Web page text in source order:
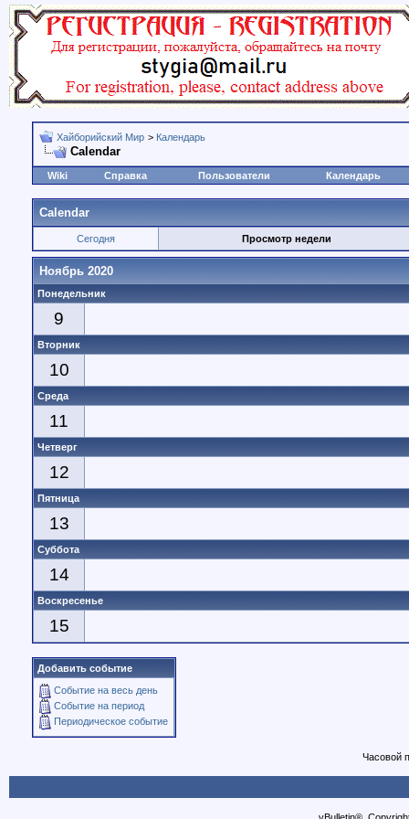
Хайборийский Мир > Календарь
Calendar
Wiki Справка Пользователи Календарь
Calendar
Сегодня Просмотр недели
Ноябрь 2020
Понедельник
9
Вторник
10
Среда
11
Четверг
12
Пятница
13
Суббота
14
Воскресенье
15
Добавить событие
Событие на весь день
Событие на период
Периодическое событие
Часовой